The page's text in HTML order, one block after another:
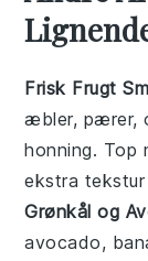
Frisk Frugt
æbler, pærer,
honning. Top
ekstra tekstur
Grønkål og
avocado,